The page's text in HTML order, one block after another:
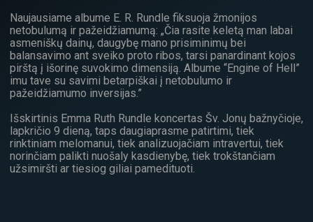
Naujausiame albume E. R. Rundle fiksuoja žmonijos
netobulumą ir pažeidžiamumą: „Čia rasite keletą man labai
asmeniškų dainų, daugybę mano prisiminimų bei
balansavimo ant sveiko proto ribos, tarsi panardinant kojos
pirštą į išorinę suvokimo dimensiją. Albume “Engine of Hell”
imu tave su savimi betarpiškai į netobulumo ir
pažeidžiamumo inversijas.”
Išskirtinis Emma Ruth Rundle koncertas Šv. Jonų bažnyčioje,
lapkričio 9 dieną, taps daugiaprasme patirtimi, tiek
rinktiniam melomanui, tiek analizuojačiam intravertui, tiek
norinčiam palikti nuošaly kasdienybę, tiek trokštančiam
užsimiršti ar tiesiog giliai pamedituoti.